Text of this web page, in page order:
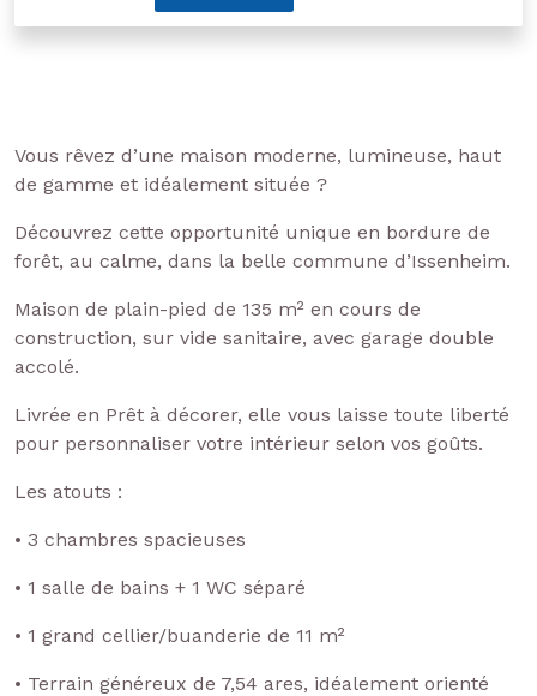
Vous rêvez d’une maison moderne, lumineuse, haut
de gamme et idéalement située ?
Découvrez cette opportunité unique en bordure de
forêt, au calme, dans la belle commune d’Issenheim.
Maison de plain-pied de 135 m² en cours de
construction, sur vide sanitaire, avec garage double
accolé.
Livrée en Prêt à décorer, elle vous laisse toute liberté
pour personnaliser votre intérieur selon vos goûts.
Les atouts :
• 3 chambres spacieuses
• 1 salle de bains + 1 WC séparé
• 1 grand cellier/buanderie de 11 m²
• Terrain généreux de 7,54 ares, idéalement orienté